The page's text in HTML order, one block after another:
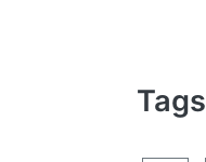
Tags